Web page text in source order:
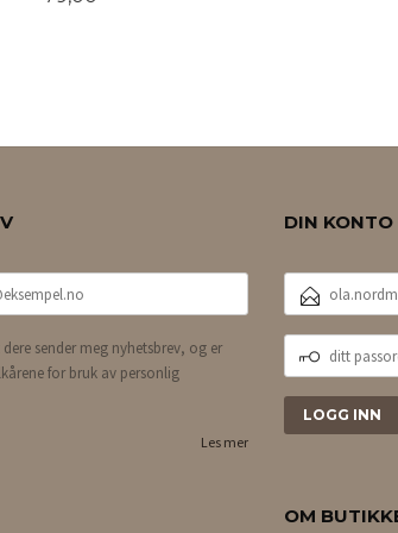
sender meg nyhetsbrev, og er
for bruk av personlig
Les mer
DIN KONTO
POSTADRESSE
PASSORD
OM